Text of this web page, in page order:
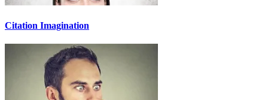
Citation Imagination